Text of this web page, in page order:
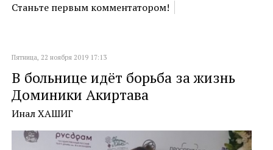
Станьте первым комментатором!
Пятница, 22 ноября 2019 17:13
В больнице идёт борьба за жизнь
Доминики Акиртава
Инал ХАШИГ